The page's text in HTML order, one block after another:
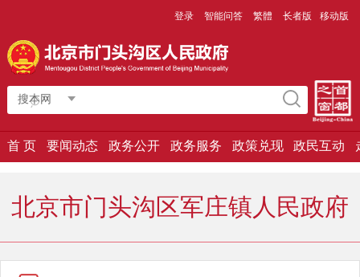
登录 智能问答 繁體 长者版 移动版
搜本网
首 页 要闻动态 政务公开 政务服务 政策兑现 政民互动
北京市门头沟区军庄镇人民政府